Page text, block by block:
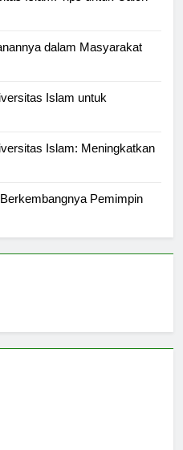
Islam: Tips untuk Calon
dalam Masyarakat
Islam untuk
Islam: Meningkatkan
Pemimpin